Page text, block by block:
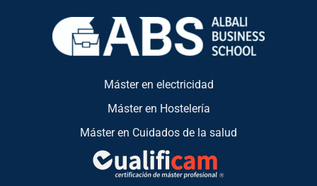
Máster en electricidad
Máster en Hostelería
Máster en Cuidados de la salud